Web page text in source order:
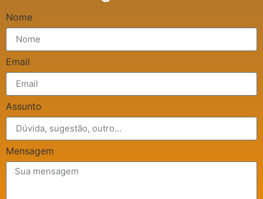
Nome
Email
Assunto
Mensagem